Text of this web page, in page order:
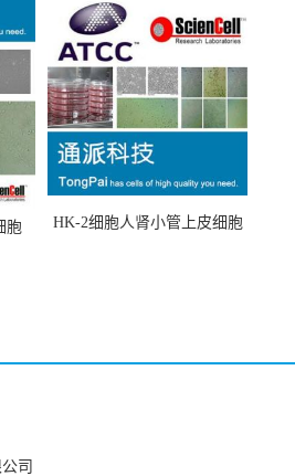
胞
HK-2细胞人肾小管上皮细胞
司